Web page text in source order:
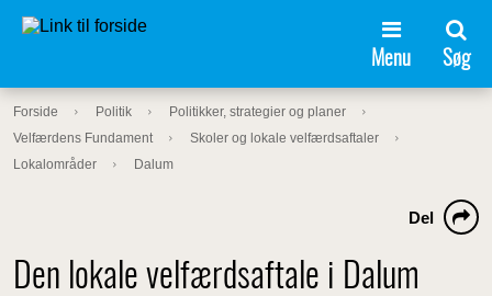
Menu Søg
Forside Politik
Politikker, strategier og planer
Velfærdens Fundament
Skoler og lokale velfærdsaftaler
Lokalområder
Dalum
Den lokale velfærdsaftale i Dalum
Del